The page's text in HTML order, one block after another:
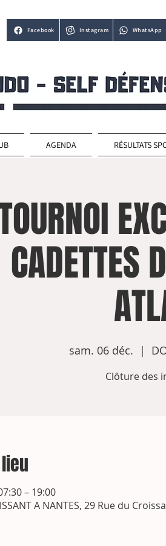
Facebook Instagram WhatsApp
AGENDA RÉSULTATS
CADETTES
sam. 06 déc.
  |
Clôture des
– 19:00
A NANTES, 29 Rue du